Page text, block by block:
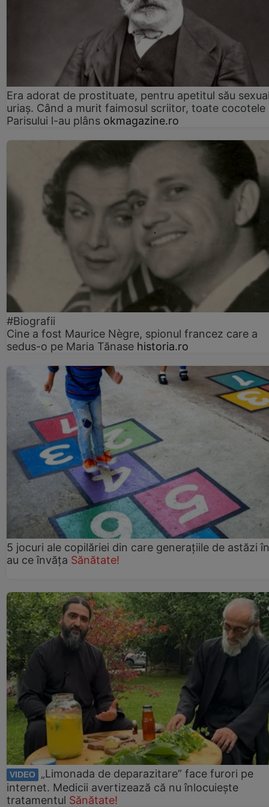
Era adorat de prostituate, pentru apetitul său
uriaș. Când a murit faimosul scriitor, toate cocotele
Parisului l-au plâns okmagazine.ro
#Biografii
Cine a fost Maurice Nègre, spionul francez care a
sedus-o pe Maria Tănase historia.ro
5 jocuri ale copilăriei din care generațiile de astăzi
au ce învăța Sănătate!
VIDEO
„Limonada de deparazitare” face furori pe
internet. Medicii avertizează că nu înlocuiește
tratamentul Sănătate!